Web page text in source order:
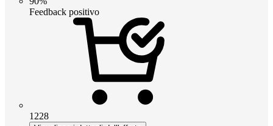
Feedback positivo
1228